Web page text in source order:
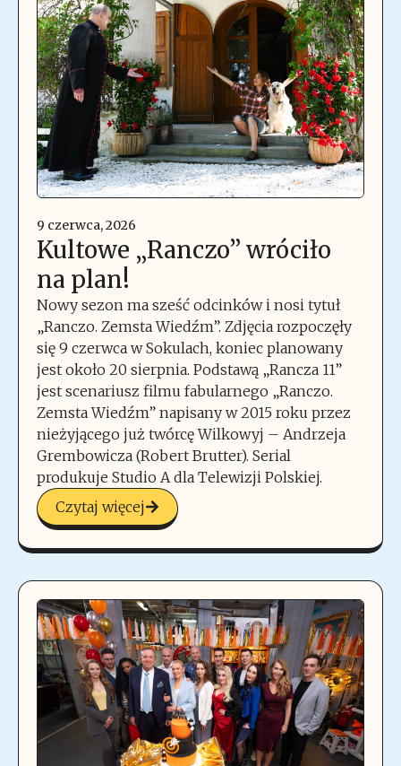
9 czerwca, 2026
Kultowe „Ranczo” wróciło
na plan!
Nowy sezon ma sześć odcinków i nosi tytuł
„Ranczo. Zemsta Wiedźm”. Zdjęcia rozpoczęły
się 9 czerwca w Sokulach, koniec planowany
jest około 20 sierpnia. Podstawą „Rancza 11”
jest scenariusz filmu fabularnego „Ranczo.
Zemsta Wiedźm” napisany w 2015 roku przez
nieżyjącego już twórcę Wilkowyj – Andrzeja
Grembowicza (Robert Brutter). Serial
produkuje Studio A dla Telewizji Polskiej.
Czytaj więcej